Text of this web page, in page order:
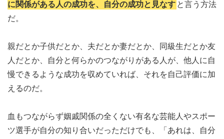
に関係がある人の成功を、自分の成功と見なす と言う方法
だ。
親だとか子供だとか、夫だとか妻だとか、同級生だとか友
人だとか、自分と何らかのつながりがある人が、他人に自
慢できるような成功を収めていれば、それを自己評価に加
えるのだ。
血もつながらず姻戚関係の全くない有名な芸能人やスポー
ツ選手が自分の知り合いだっただけでも、「あれは、自分